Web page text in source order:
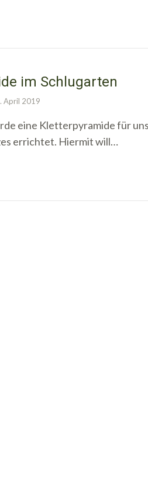
im Schlugarten
April 2019
eine Kletterpyramide für
errichtet. Hiermit will…